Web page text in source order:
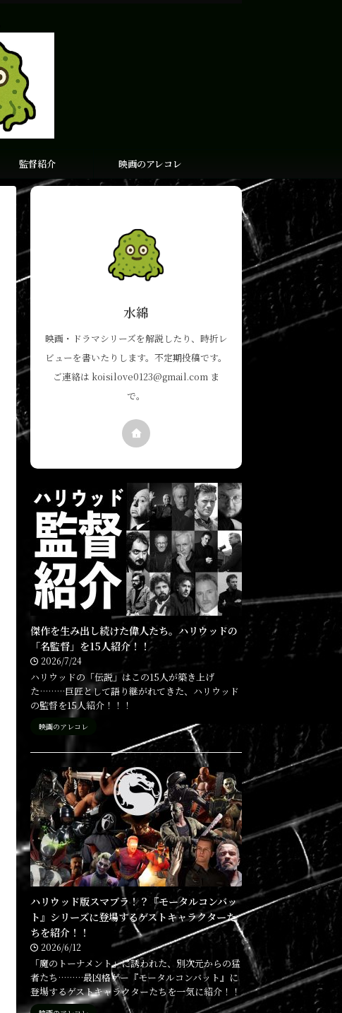
監督紹介 映画のアレコレ
水綿
映画・ドラマシリーズを解説したり、時折レ
ビューを書いたりします。不定期投稿です。
ご連絡は koisilove0123@gmail.com ま
で。
傑作を生み出し続けた偉人たち。ハリウッドの
「名監督」を15人紹介！！
2026/7/24
ハリウッドの「伝説」はこの15人が築き上げ
た………巨匠として語り継がれてきた、ハリウッド
の監督を15人紹介！！！
映画のアレコレ
ハリウッド版スマブラ！？『モータルコンバッ
ト』シリーズに登場するゲストキャラクターた
ちを紹介！！
2026/6/12
「魔のトーナメント」に誘われた、別次元からの猛
者たち………最凶格ゲー『モータルコンバット』に
登場するゲストキャラクターたちを一気に紹介！！